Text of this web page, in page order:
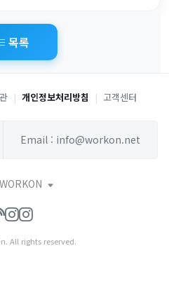
목록
| 개인정보처리방침 | 고객센터
Email : info@workon.net
All rights reserved.